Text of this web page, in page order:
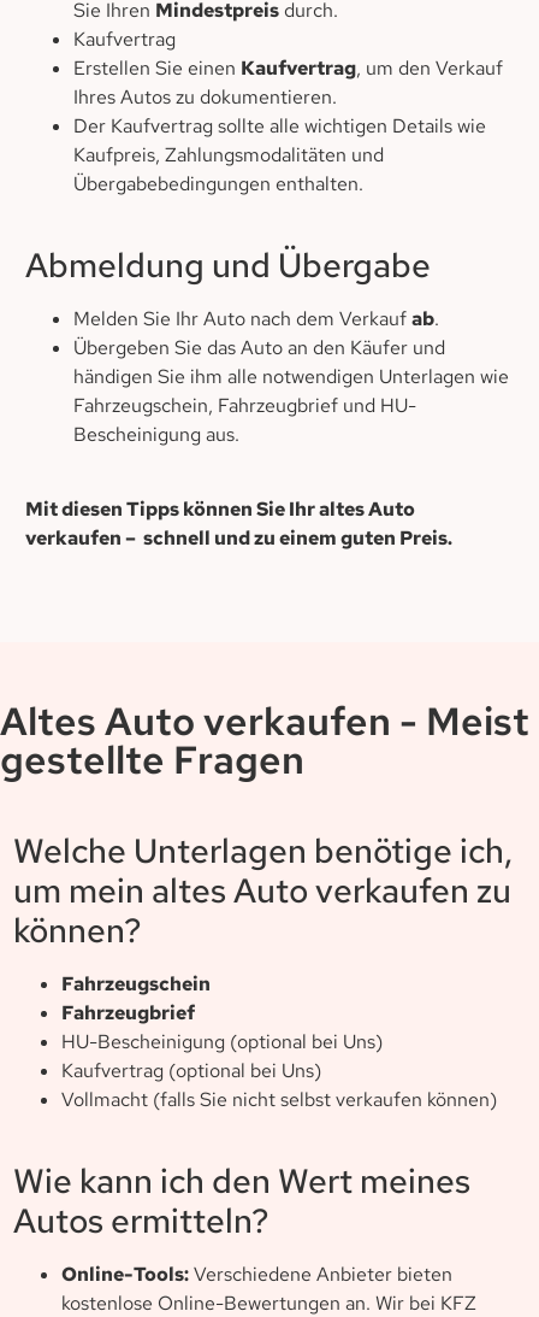
Sie Ihren Mindestpreisdurch.
Kaufvertrag
Erstellen Sie einen Kaufvertrag, um den Verkauf
Ihres Autos zu dokumentieren.
Der Kaufvertrag sollte alle wichtigen Details wie
Kaufpreis, Zahlungsmodalitäten und
Übergabebedingungen enthalten.
Abmeldung und Übergabe
Melden Sie Ihr Auto nach dem Verkaufab.
Übergeben Sie das Auto an den Käufer und
händigen Sie ihm alle notwendigen Unterlagen wie
Fahrzeugschein, Fahrzeugbrief und HU-
Bescheinigung aus.
Mit diesen Tipps können Sie Ihr altes Auto
verkaufen – schnell und zu einem guten Preis.
Altes Auto verkaufen - Meist
gestellte Fragen
Welche Unterlagen benötige ich,
um mein altes Auto verkaufen zu
können?
Fahrzeugschein
Fahrzeugbrief
HU-Bescheinigung (optional bei Uns)
Kaufvertrag (optional bei Uns)
Vollmacht (falls Sie nicht selbst verkaufen können)
Wie kann ich den Wert meines
Autos ermitteln?
Online-Tools:Verschiedene Anbieter bieten
kostenlose Online-Bewertungen an. Wir bei KFZ